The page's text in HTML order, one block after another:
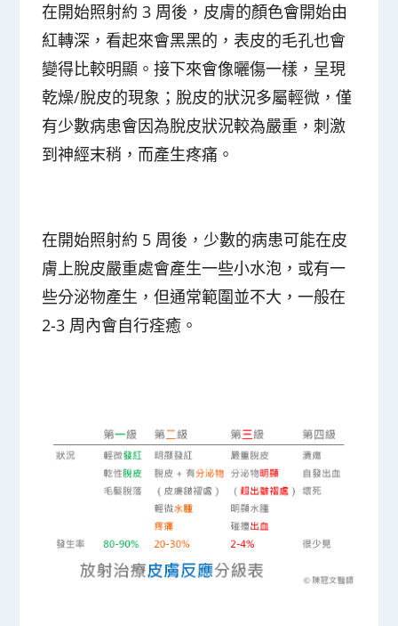
在開始照射約 3 周後，皮膚的顏色會開始由
紅轉深，看起來會黑黑的，表皮的毛孔也會
變得比較明顯。接下來會像曬傷一樣，呈現
乾燥/脫皮的現象；脫皮的狀況多屬輕微，僅
有少數病患會因為脫皮狀況較為嚴重，刺激
到神經末稍，而產生疼痛。
在開始照射約 5 周後，少數的病患可能在皮
膚上脫皮嚴重處會產生一些小水泡，或有一
些分泌物產生，但通常範圍並不大，一般在
2-3 周內會自行痊癒。